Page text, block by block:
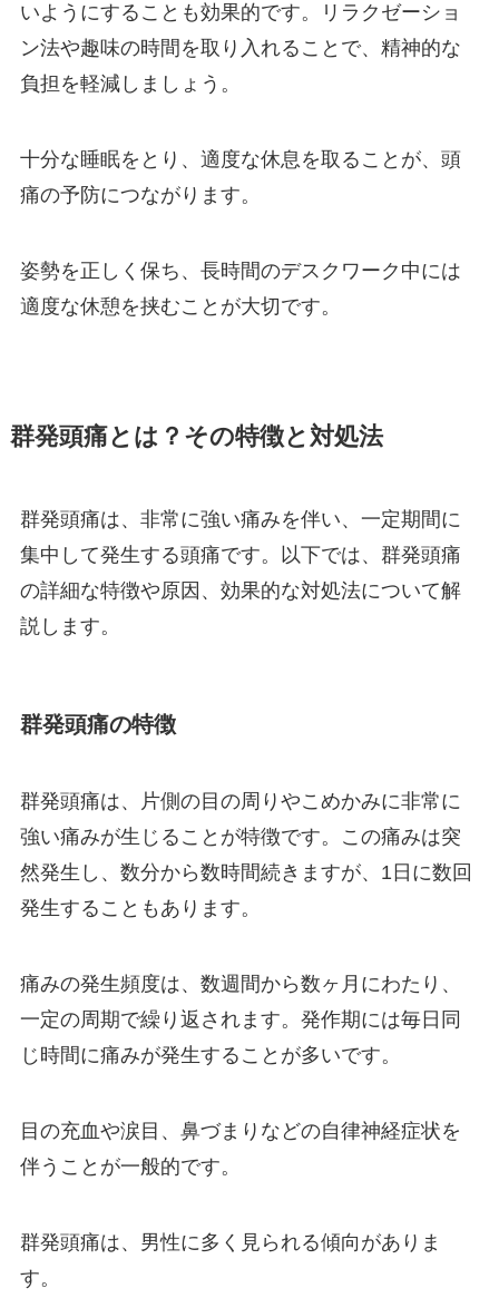
いようにすることも効果的です。リラクゼーショ
ン法や趣味の時間を取り入れることで、精神的な
負担を軽減しましょう。
十分な睡眠をとり、適度な休息を取ることが、頭
痛の予防につながります。
姿勢を正しく保ち、長時間のデスクワーク中には
適度な休憩を挟むことが大切です。
群発頭痛とは？その特徴と対処法
群発頭痛は、非常に強い痛みを伴い、一定期間に
集中して発生する頭痛です。以下では、群発頭痛
の詳細な特徴や原因、効果的な対処法について解
説します。
群発頭痛の特徴
群発頭痛は、片側の目の周りやこめかみに非常に
強い痛みが生じることが特徴です。この痛みは突
然発生し、数分から数時間続きますが、1日に数回
発生することもあります。
痛みの発生頻度は、数週間から数ヶ月にわたり、
一定の周期で繰り返されます。発作期には毎日同
じ時間に痛みが発生することが多いです。
目の充血や涙目、鼻づまりなどの自律神経症状を
伴うことが一般的です。
群発頭痛は、男性に多く見られる傾向がありま
す。